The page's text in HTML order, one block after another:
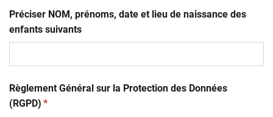
Préciser NOM, prénoms, date et lieu de naissance des
enfants suivants
Règlement Général sur la Protection des Données
(RGPD) (obligatoire)
*